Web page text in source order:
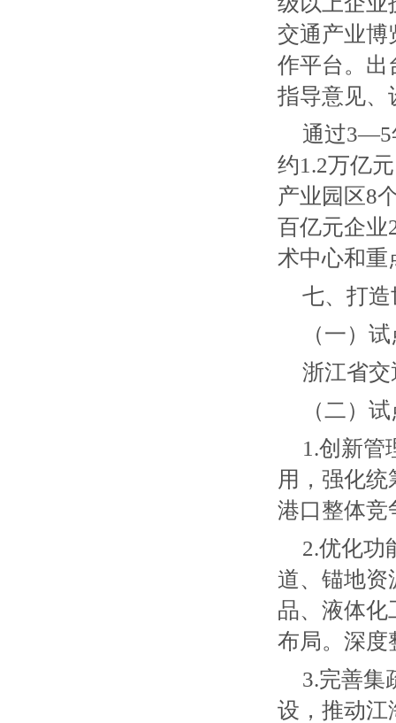
交通产业博
作平台。出
指导意见、
通过3—5
约1.2万亿
产业园区8
百亿元企业
术中心和重
七、打
（一）
浙江省
（二）
1.创新管
用，强化
港口整体竞
2.优化功
道、锚地资
品、液体化
布局。深度
3.完善集
设，推动江